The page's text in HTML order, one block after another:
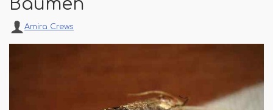
Bäumen
Amira Crews